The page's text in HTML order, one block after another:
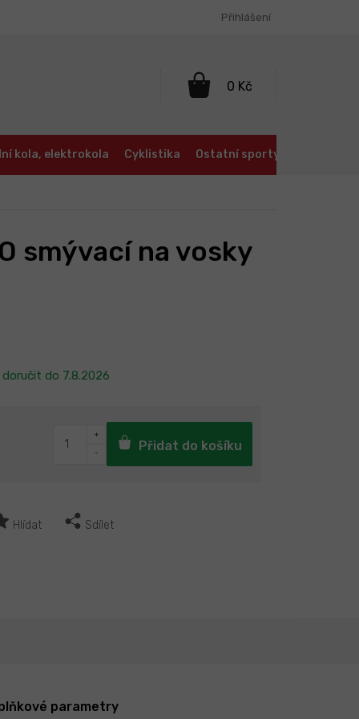
Přihlášení
NÁKUPNÍ
kola, elektrokola Cyklistika Ostatní sporty
doručit do 7.8.2026
Hlídat Sdílet
smývací na vosky
Přidat do košíku
parametry